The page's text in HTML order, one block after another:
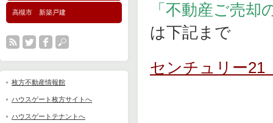
高槻市 新築戸建
枚方不動産情報館
ハウスゲート枚方サイトへ
ハウスゲートテナントへ
「不動産ご売却
は下記まで
センチュリー